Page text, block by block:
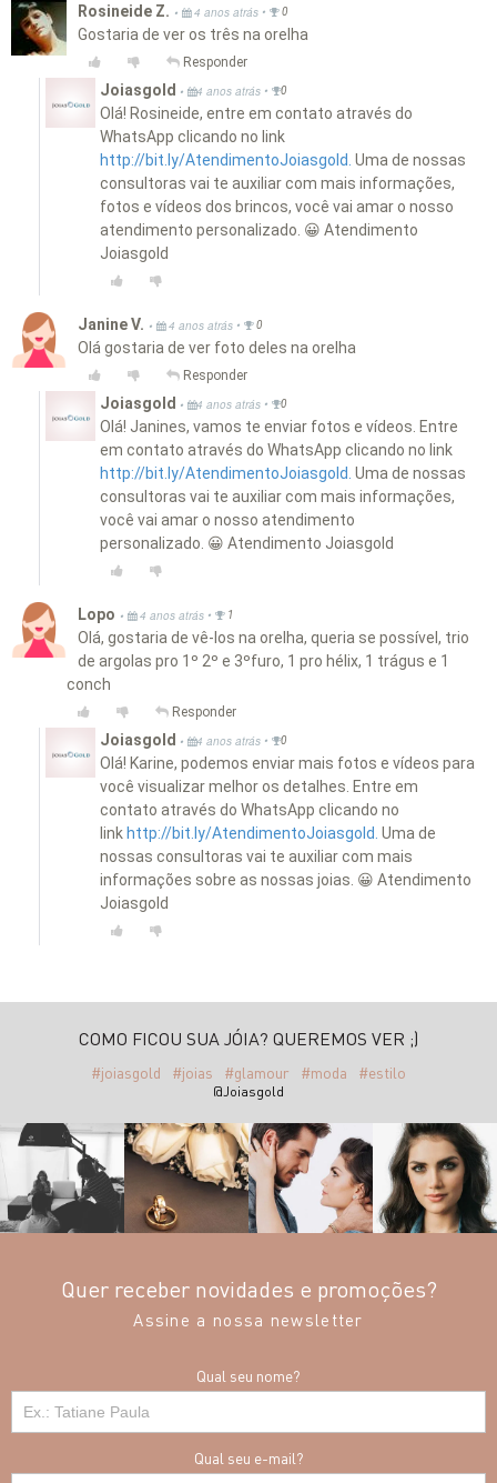
Rosineide Z. • 4 anos atrás • 0
Gostaria de ver os três na orelha
Responder
Joiasgold • 4 anos atrás • 0
Olá! Rosineide, entre em contato através do
WhatsApp clicando no link
http://bit.ly/AtendimentoJoiasgold. Uma de nossas
consultoras vai te auxiliar com mais informações,
fotos e vídeos dos brincos, você vai amar o nosso
atendimento personalizado. 😀 Atendimento
Joiasgold
Janine V. • 4 anos atrás • 0
Olá gostaria de ver foto deles na orelha
Responder
Joiasgold • 4 anos atrás • 0
Olá! Janines, vamos te enviar fotos e vídeos. Entre
em contato através do WhatsApp clicando no link
http://bit.ly/AtendimentoJoiasgold. Uma de nossas
consultoras vai te auxiliar com mais informações,
você vai amar o nosso atendimento
personalizado. 😀 Atendimento Joiasgold
Lopo • 4 anos atrás • 1
Olá, gostaria de vê-los na orelha, queria se possível, trio
de argolas pro 1º 2º e 3ºfuro, 1 pro hélix, 1 trágus e 1
conch
Responder
Joiasgold • 4 anos atrás • 0
Olá! Karine, podemos enviar mais fotos e vídeos para
você visualizar melhor os detalhes. Entre em
contato através do WhatsApp clicando no
link http://bit.ly/AtendimentoJoiasgold. Uma de
nossas consultoras vai te auxiliar com mais
informações sobre as nossas joias. 😀 Atendimento
Joiasgold
COMO FICOU SUA JÓIA? QUEREMOS VER ;)
#joiasgold #joias #glamour #moda #estilo
@Joiasgold
Quer receber novidades e promoções?
Assine a nossa newsletter
Qual seu nome?
Qual seu e-mail?